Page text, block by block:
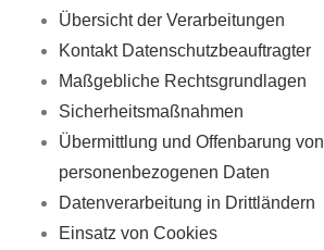
Übersicht der Verarbeitungen
Kontakt Datenschutzbeauftragter
Maßgebliche Rechtsgrundlagen
Sicherheitsmaßnahmen
Übermittlung und Offenbarung von
personenbezogenen Daten
Datenverarbeitung in Drittländern
Einsatz von Cookies